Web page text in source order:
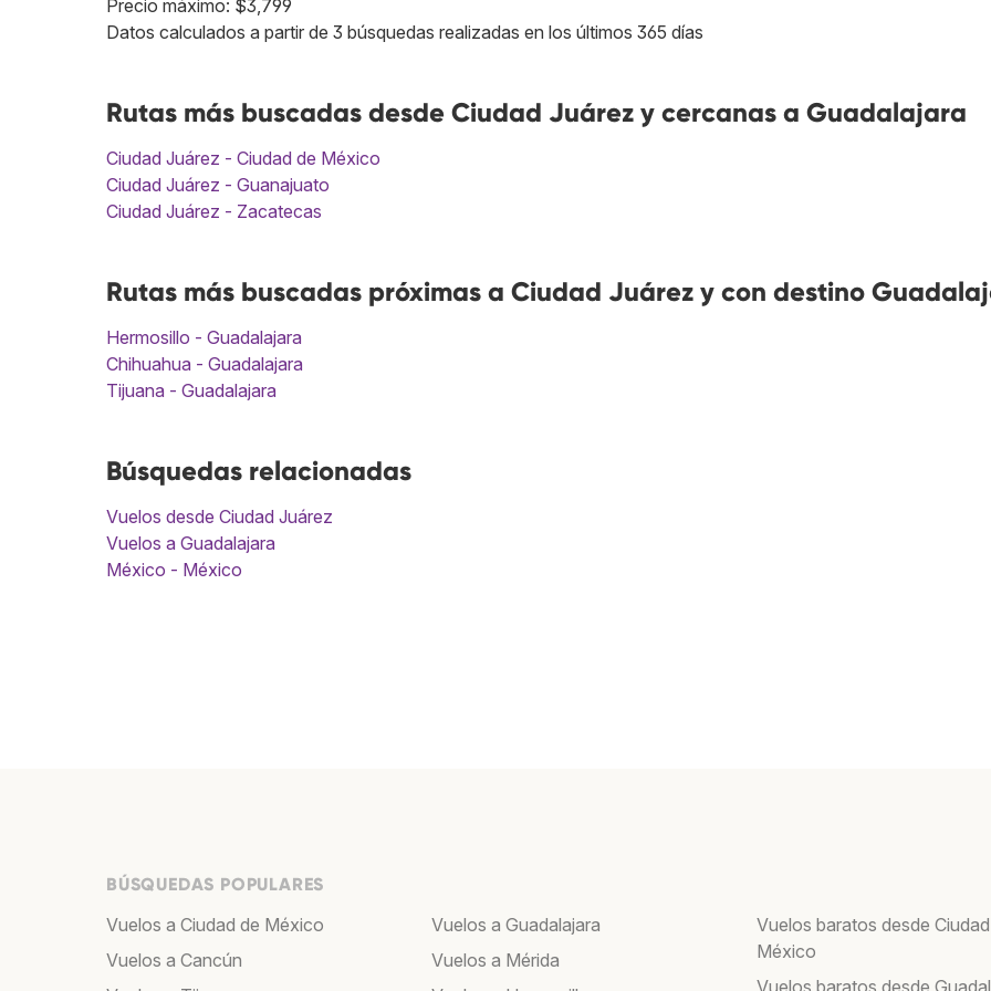
Precio máximo: $3,799
Datos calculados a partir de 3 búsquedas realizadas en los últimos 365 días
Rutas más buscadas desde Ciudad Juárez y cercanas a Guadalajara
Ciudad Juárez - Ciudad de México
Ciudad Juárez - Guanajuato
Ciudad Juárez - Zacatecas
Rutas más buscadas próximas a Ciudad Juárez y con destino
Hermosillo - Guadalajara
Chihuahua - Guadalajara
Tijuana - Guadalajara
Búsquedas relacionadas
Vuelos desde Ciudad Juárez
Vuelos a Guadalajara
México - México
BÚSQUEDAS POPULARES
Vuelos a Ciudad de México
Vuelos a Cancún
Vuelos a Guadalajara
Vuelos a Mérida
Vuelos baratos desde
México